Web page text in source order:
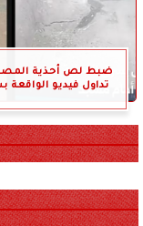
ضبط لص أحذية
تداول فيديو الواقعة